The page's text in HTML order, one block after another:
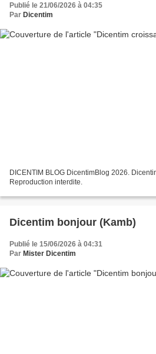
Publié le 21/06/2026 à 04:35
Par Dicentim
DICENTIM BLOG DicentimBlog 2026. Dicentim par © Kamb/Ayants-droit.
Reproduction interdite.
Dicentim bonjour (Kamb)
Publié le 15/06/2026 à 04:31
Par Mister Dicentim